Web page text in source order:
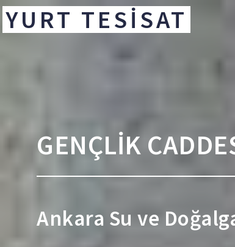
YURT TESİSAT
GENÇLİK
Ankara Su ve